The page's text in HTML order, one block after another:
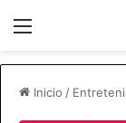
Inicio /